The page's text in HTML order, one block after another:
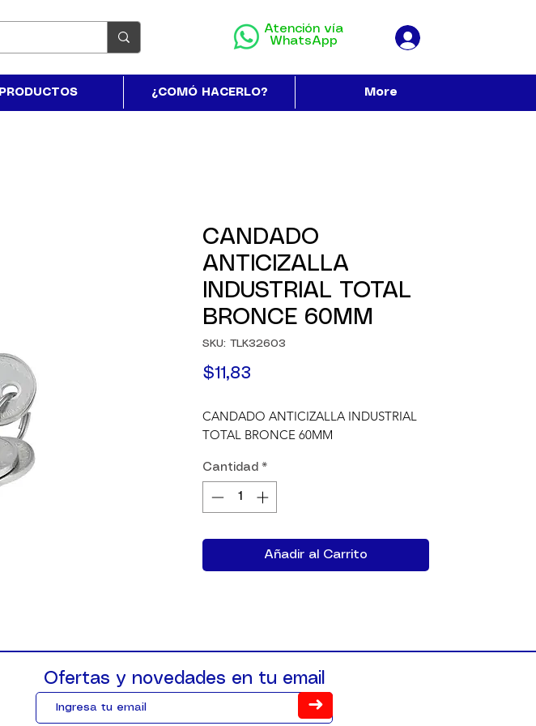
Atención vía
WhatsApp
PRODUCTOS ¿COMÓ HACERLO? More
CANDADO
ANTICIZALLA
INDUSTRIAL TOTAL
BRONCE 60MM
SKU: TLK32603
$11,83
CANDADO ANTICIZALLA INDUSTRIAL
TOTAL BRONCE 60MM
Cantidad *
Añadir al Carrito
Ofertas y novedades en tu email
➜